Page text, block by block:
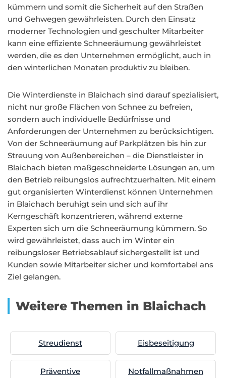
kümmern und somit die Sicherheit auf den Straßen
und Gehwegen gewährleisten. Durch den Einsatz
moderner Technologien und geschulter Mitarbeiter
kann eine effiziente Schneeräumung gewährleistet
werden, die es den Unternehmen ermöglicht, auch in
den winterlichen Monaten produktiv zu bleiben.
Die Winterdienste in Blaichach sind darauf spezialisiert,
nicht nur große Flächen von Schnee zu befreien,
sondern auch individuelle Bedürfnisse und
Anforderungen der Unternehmen zu berücksichtigen.
Von der Schneeräumung auf Parkplätzen bis hin zur
Streuung von Außenbereichen – die Dienstleister in
Blaichach bieten maßgeschneiderte Lösungen an, um
den Betrieb reibungslos aufrechtzuerhalten. Mit einem
gut organisierten Winterdienst können Unternehmen
in Blaichach beruhigt sein und sich auf ihr
Kerngeschäft konzentrieren, während externe
Experten sich um die Schneeräumung kümmern. So
wird gewährleistet, dass auch im Winter ein
reibungsloser Betriebsablauf sichergestellt ist und
Kunden sowie Mitarbeiter sicher und komfortabel ans
Ziel gelangen.
Weitere Themen in Blaichach
Streudienst Eisbeseitigung
Präventive
Notfallmaßnahmen